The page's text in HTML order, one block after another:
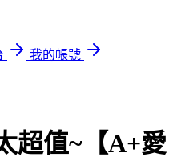
我的帳號
超值~【A+愛